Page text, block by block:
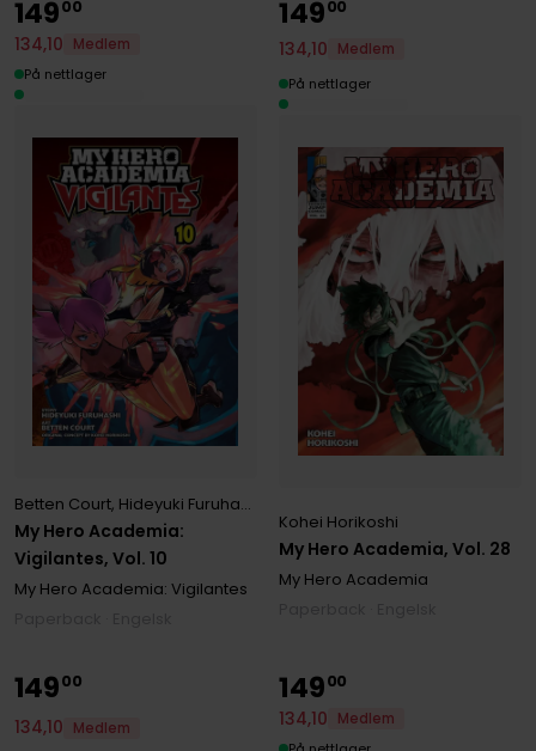
My Hero Academia:
Vigilantes, Vol. 10
Betten Court, Hideyuki Furuhashi
My Hero Academia: Vigilantes
14900
134,10
Medlem
På nettlager
My Hero Academia, Vol. 28
Kohei Horikoshi
My Hero Academia
14900
134,10
Medlem
På nettlager
14900
134,10 Medlem
14900
134,10
Medlem